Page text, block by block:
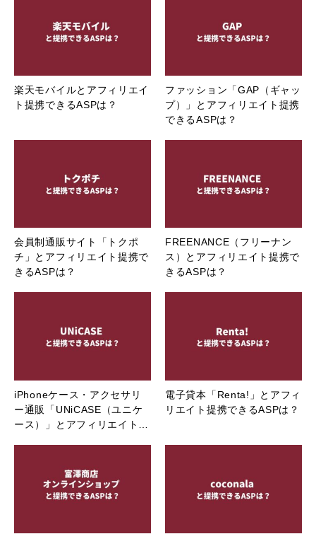
楽天モバイルとアフィリエイ
ト提携できるASPは？
ファッション「GAP（ギャッ
プ）」とアフィリエイト提携
できるASPは？
会員制通販サイト「トクポ
チ」とアフィリエイト提携で
きるASPは？
FREENANCE（フリーナン
ス）とアフィリエイト提携で
きるASPは？
iPhoneケース・アクセサリ
ー通販「UNiCASE（ユニケ
ース）」とアフィリエイト…
電子貸本「Renta!」とアフィ
リエイト提携できるASPは？